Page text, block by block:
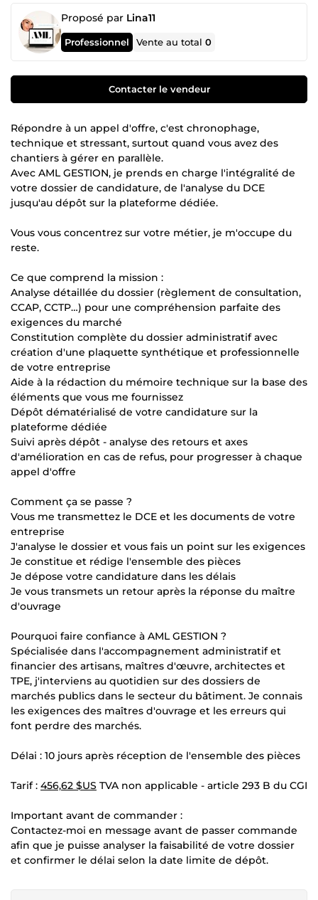
Proposé par Lina11
Professionnel Vente au total0
Contacter le vendeur
Répondre à un appel d'offre, c'est chronophage,
technique et stressant, surtout quand vous avez des
chantiers à gérer en parallèle.
Avec AML GESTION, je prends en charge l'intégralité de
votre dossier de candidature, de l'analyse du DCE
jusqu'au dépôt sur la plateforme dédiée.
Vous vous concentrez sur votre métier, je m'occupe du
reste.
Ce que comprend la mission :
Analyse détaillée du dossier (règlement de consultation,
CCAP, CCTP…) pour une compréhension parfaite des
exigences du marché
Constitution complète du dossier administratif avec
création d'une plaquette synthétique et professionnelle
de votre entreprise
Aide à la rédaction du mémoire technique sur la base des
éléments que vous me fournissez
Dépôt dématérialisé de votre candidature sur la
plateforme dédiée
Suivi après dépôt - analyse des retours et axes
d'amélioration en cas de refus, pour progresser à chaque
appel d'offre
Comment ça se passe ?
Vous me transmettez le DCE et les documents de votre
entreprise
J'analyse le dossier et vous fais un point sur les exigences
Je constitue et rédige l'ensemble des pièces
Je dépose votre candidature dans les délais
Je vous transmets un retour après la réponse du maître
d'ouvrage
Pourquoi faire confiance à AML GESTION ?
Spécialisée dans l'accompagnement administratif et
financier des artisans, maîtres d'œuvre, architectes et
TPE, j'interviens au quotidien sur des dossiers de
marchés publics dans le secteur du bâtiment. Je connais
les exigences des maîtres d'ouvrage et les erreurs qui
font perdre des marchés.
Délai : 10 jours après réception de l'ensemble des pièces
Tarif : 456,62 $US TVA non applicable - article 293 B du CGI
Important avant de commander :
Contactez-moi en message avant de passer commande
afin que je puisse analyser la faisabilité de votre dossier
et confirmer le délai selon la date limite de dépôt.